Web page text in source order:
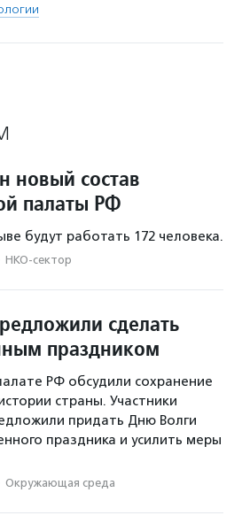
новый состав
палаты РФ
будут работать 172 человека.
НКО-сектор
сделать
праздником
РФ обсудили сохранение
страны. Участники
придать Дню Волги
праздника и усилить меры
Окружающая среда